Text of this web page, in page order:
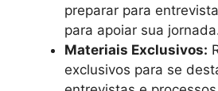
preparar para
para apoiar sua
Materiais Exclusivos:
exclusivos para se